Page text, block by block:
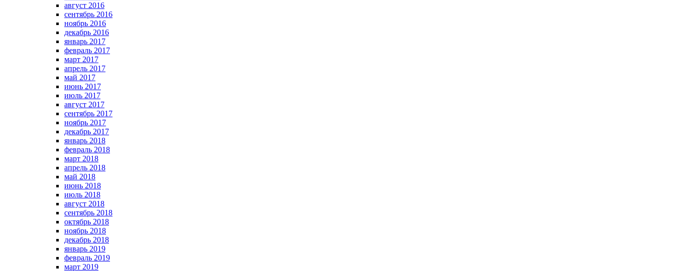
август 2016
сентябрь 2016
ноябрь 2016
декабрь 2016
январь 2017
февраль 2017
март 2017
апрель 2017
май 2017
июнь 2017
июль 2017
август 2017
сентябрь 2017
ноябрь 2017
декабрь 2017
январь 2018
февраль 2018
март 2018
апрель 2018
май 2018
июнь 2018
июль 2018
август 2018
сентябрь 2018
октябрь 2018
ноябрь 2018
декабрь 2018
январь 2019
февраль 2019
март 2019